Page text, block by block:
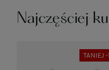
Najczęściej
TANIEJ -